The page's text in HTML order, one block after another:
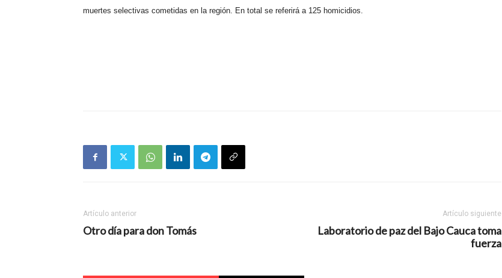
muertes selectivas cometidas en la región. En total se referirá a 125 homicidios.
Artículo anterior
Otro día para don Tomás
Artículo siguiente
Laboratorio de paz del Bajo Cauca toma
fuerza